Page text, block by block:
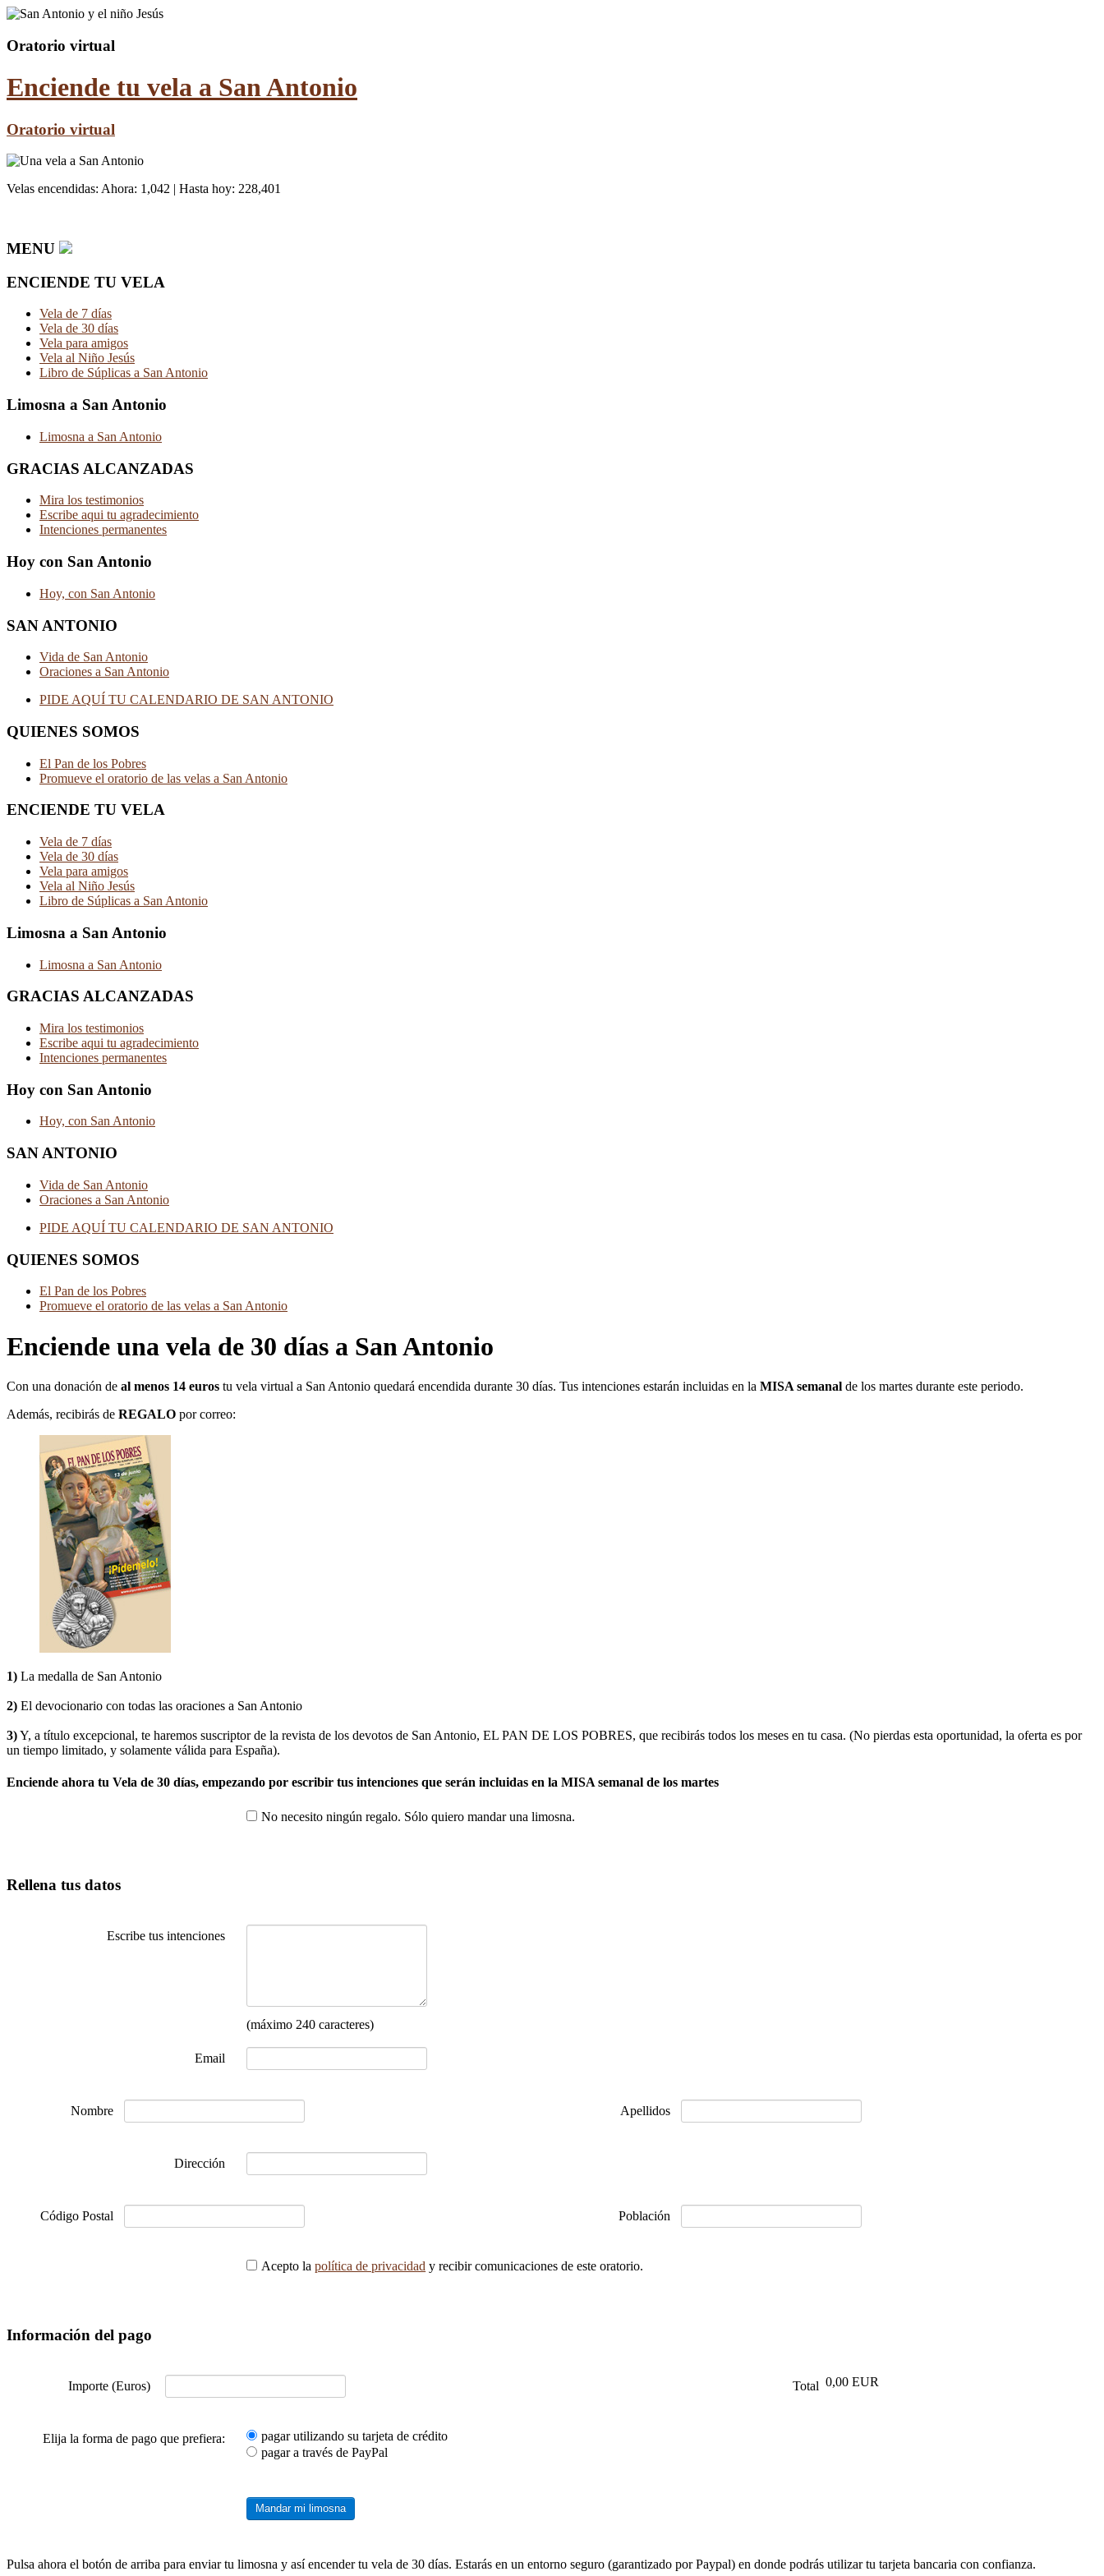
Oratorio virtual
Enciende tu vela a San Antonio
Oratorio virtual
Velas encendidas: Ahora: 1,042 | Hasta hoy: 228,401
MENU
ENCIENDE TU VELA
Vela de 7 días
Vela de 30 días
Vela para amigos
Vela al Niño Jesús
Libro de Súplicas a San Antonio
Limosna a San Antonio
Limosna a San Antonio
GRACIAS ALCANZADAS
Mira los testimonios
Escribe aqui tu agradecimiento
Intenciones permanentes
Hoy con San Antonio
Hoy, con San Antonio
SAN ANTONIO
Vida de San Antonio
Oraciones a San Antonio
PIDE AQUÍ TU CALENDARIO DE SAN ANTONIO
QUIENES SOMOS
El Pan de los Pobres
Promueve el oratorio de las velas a San Antonio
ENCIENDE TU VELA
Vela de 7 días
Vela de 30 días
Vela para amigos
Vela al Niño Jesús
Libro de Súplicas a San Antonio
Limosna a San Antonio
Limosna a San Antonio
GRACIAS ALCANZADAS
Mira los testimonios
Escribe aqui tu agradecimiento
Intenciones permanentes
Hoy con San Antonio
Hoy, con San Antonio
SAN ANTONIO
Vida de San Antonio
Oraciones a San Antonio
PIDE AQUÍ TU CALENDARIO DE SAN ANTONIO
QUIENES SOMOS
El Pan de los Pobres
Promueve el oratorio de las velas a San Antonio
Enciende una vela de 30 días a San Antonio
Con una donación de al menos 14 euros tu vela virtual a San Antonio quedará encendida durante 30 días. Tus intenciones estarán incluidas en la MISA semanal de los martes durante este periodo.
Además, recibirás de REGALO por correo:
1) La medalla de San Antonio
2) El devocionario con todas las oraciones a San Antonio
3)Y, a título excepcional, te haremos suscriptor de la revista de los devotos de San Antonio, EL PAN DE LOS POBRES, que recibirás todos los meses en tu casa. (No pierdas esta oportunidad, la oferta es por
un tiempo limitado, y solamente válida para España).
Enciende ahora tu Vela de 30 días, empezando por escribir tus intenciones que serán incluidas en la MISA semanal de los martes
No necesito ningún regalo. Sólo quiero mandar una limosna.
Rellena tus datos
Escribe tus intenciones
(máximo 240 caracteres)
Email
Nombre Apellidos
Dirección
Código Postal Población
Acepto lapolítica de privacidad y recibir comunicaciones de este oratorio.
Información del pago
Importe (Euros) Total 0,00 EUR
Elija la forma de pago que prefiera:
pagar utilizando su tarjeta de crédito
pagar a través de PayPal
Mandar mi limosna
Pulsa ahora el botón de arriba para enviar tu limosna y así encender tu vela de 30 días. Estarás en un entorno seguro (garantizado por Paypal) en donde podrás utilizar tu tarjeta bancaria con confianza.